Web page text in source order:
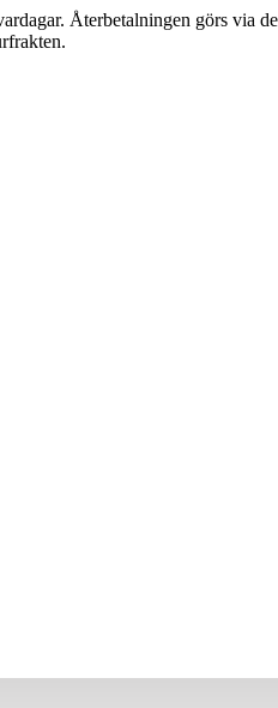
Återbetalningen görs via